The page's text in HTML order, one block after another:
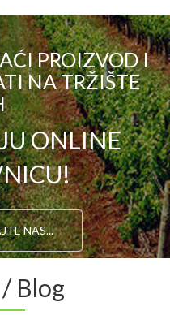
PROIZVOD I
NA TRŽIŠTE
ONLINE
NAS...
Blog